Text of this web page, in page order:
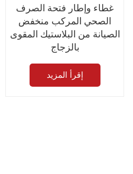
غطاء وإطار فتحة الصرف
الصحي المركب منخفض
الصيانة من البلاستيك المقوى
بالزجاج
EN124 A15 على شكل مربع
إقرأ المزيد